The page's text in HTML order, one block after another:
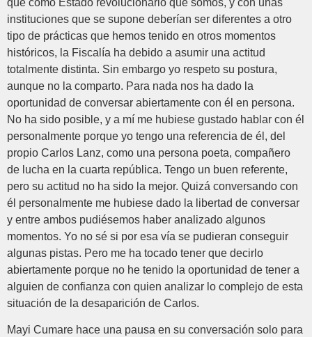
instituciones que se supone deberían ser diferentes a otro
tipo de prácticas que hemos tenido en otros momentos
históricos, la Fiscalía ha debido a asumir una actitud
totalmente distinta. Sin embargo yo respeto su postura,
aunque no la comparto. Para nada nos ha dado la
oportunidad de conversar abiertamente con él en persona.
No ha sido posible, y a mí me hubiese gustado hablar con él
personalmente porque yo tengo una referencia de él, del
propio Carlos Lanz, como una persona poeta, compañero
de lucha en la cuarta república. Tengo un buen referente,
pero su actitud no ha sido la mejor. Quizá conversando con
él personalmente me hubiese dado la libertad de conversar
y entre ambos pudiésemos haber analizado algunos
momentos. Yo no sé si por esa vía se pudieran conseguir
algunas pistas. Pero me ha tocado tener que decirlo
abiertamente porque no he tenido la oportunidad de tener a
alguien de confianza con quien analizar lo complejo de esta
situación de la desaparición de Carlos.
Mayi Cumare hace una pausa en su conversación solo para